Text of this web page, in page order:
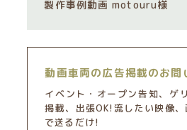
製作事例動画 motouru様
動画車両の広告掲載のお問
イベント・オープン告知、ゲ
掲載、出張OK!流したい映像
で送るだけ!